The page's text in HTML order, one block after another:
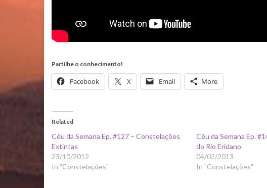
Partilhe o conhecimento!
Facebook X Email More
Related
Céu da Semana Ep. #127 – Constelações
Extintas
23/10/2012
In "Constelações"
Céu da Semana Ep.
do Rio Erídano
04/02/2013
In "Constelações"